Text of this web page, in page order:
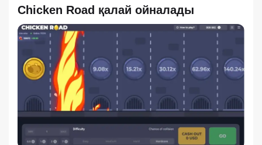
Chicken Road қалай ойналады